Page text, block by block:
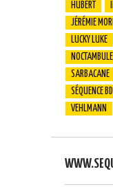
HUBERT
JÉRÉMIE
LUCKY LUKE
NOCTAMBULE
SARBACANE
SÉQUENCE BD
VEHLMANN